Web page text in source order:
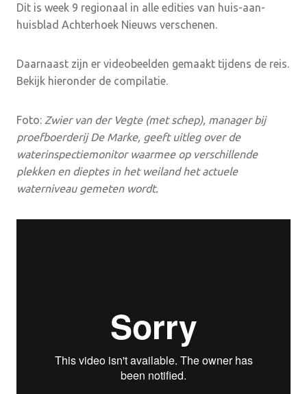
Dit is week 9 regionaal in alle edities van huis-aan-
huisblad Achterhoek Nieuws verschenen.
Daarnaast zijn er videobeelden gemaakt tijdens de reis.
Bekijk hieronder de compilatie.
Foto: Zwier van der Vegte (met schep), manager bij
proefboerderij De Marke, geeft uitleg over de
waterinspectiemonitor waarmee op verschillende
plekken en dieptes in het weiland het actuele
waterniveau gemeten wordt.